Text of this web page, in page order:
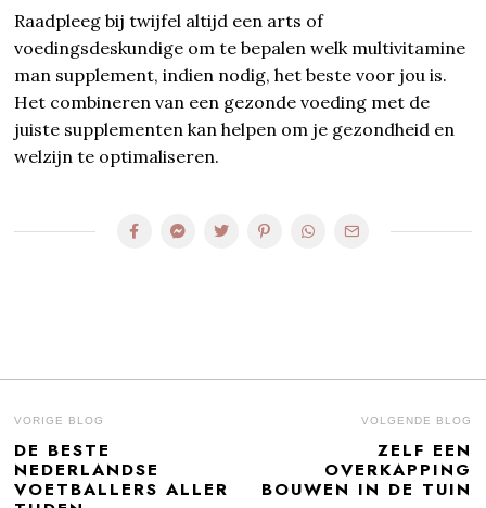
Raadpleeg bij twijfel altijd een arts of
voedingsdeskundige om te bepalen welk multivitamine
man supplement, indien nodig, het beste voor jou is.
Het combineren van een gezonde voeding met de
juiste supplementen kan helpen om je gezondheid en
welzijn te optimaliseren.
BERICHT
NAVIGATIE
VORIGE BLOG
Previous
post:
DE BESTE
NEDERLANDSE
VOETBALLERS ALLER
VOLGENDE BLOG
ZELF EEN
OVERKAPPING
BOUWEN IN DE TUIN